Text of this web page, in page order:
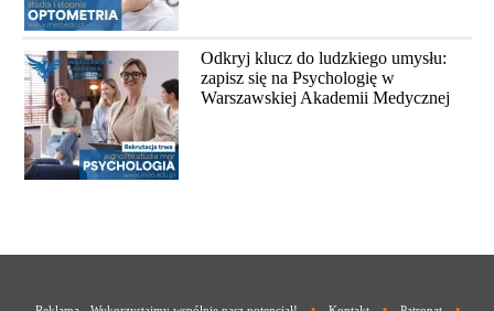
Odkryj klucz do ludzkiego umysłu:
zapisz się na Psychologię w
Warszawskiej Akademii Medycznej